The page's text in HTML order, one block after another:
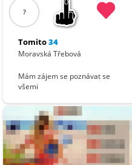
?
Tomito34
Moravská Třebová
Mám zájem se poznávat se
všemi